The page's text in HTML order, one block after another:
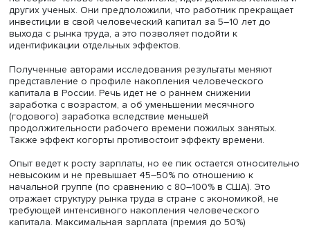
Фото: iStock
Авторы исследования проанализировали, как в
началом карьеры отдача на опыт работы меняется в
жизненного цикла. Владимир Гимпельсон пояснил:
выполнены на микроданных с использованием
волн РМЭЗВШЭ 2000–2019 годов, привлечены данные
обследований заработной платы. В выборку
000 занятых по найму мужчин 20–60 лет, не
получавших пенсии и не служивших в силовых
Стаж вычислялся по разнице возраста и периоду
определяемого по диплому об образовании.